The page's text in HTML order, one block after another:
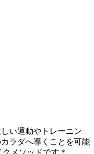
い運動やトレーニン
ラダへ導くことを可能
メソッドです＊